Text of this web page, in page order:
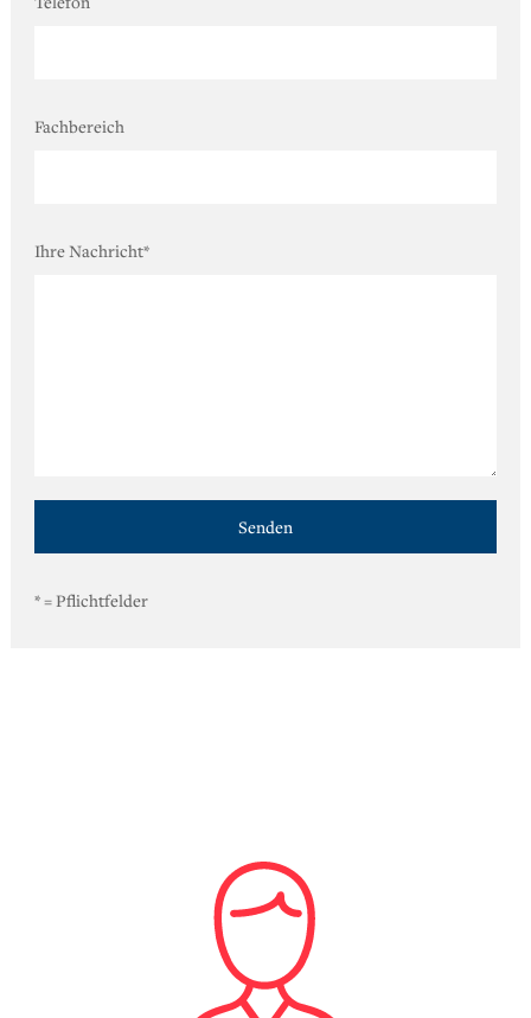
Fachbereich
Ihre Nachricht*
*= Pflichtfelder